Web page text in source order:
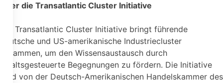
Über die Transatlantic Cluster Initiative
Die Transatlantic Cluster Initiative bringt führende
deutsche und US-amerikanische Industriecluster
zusammen, um den Wissensaustausch durch
inhaltsgesteuerte Begegnungen zu fördern. Die Initiative
wird von der Deutsch-Amerikanischen Handelskammer des